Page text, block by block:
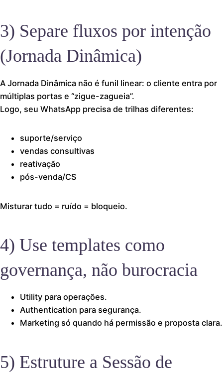
3) Separe fluxos por intenção
(Jornada Dinâmica)
A Jornada Dinâmica não é funil linear: o cliente entra por
múltiplas portas e “zigue-zagueia”.
Logo, seu WhatsApp precisa de trilhas diferentes:
suporte/serviço
vendas consultivas
reativação
pós-venda/CS
Misturar tudo = ruído = bloqueio.
4) Use templates como
governança, não burocracia
Utility para operações.
Authentication para segurança.
Marketing só quando há permissão e proposta clara.
5) Estruture a Sessão de